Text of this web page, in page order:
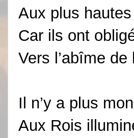
Aux plus
Car ils ont
Vers l’abîme de
Il n’y a plus
Aux Rois